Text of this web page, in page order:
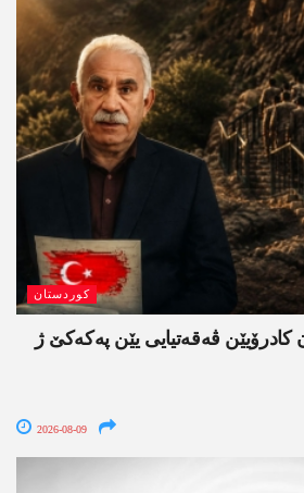
کوردستان
کادرۆیێن ڤەقەتیایی یێن پەکەکێ ژ
2026-08-09